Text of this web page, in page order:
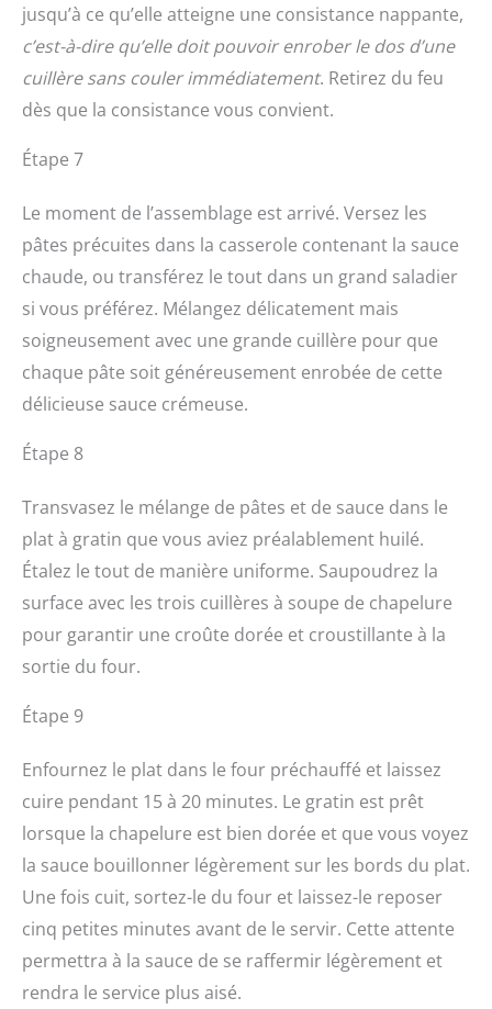
jusqu’à ce qu’elle atteigne une consistance nappante,
c’est-à-dire qu’elle doit pouvoir enrober le dos d’une
cuillère sans couler immédiatement. Retirez du feu
dès que la consistance vous convient.
Étape 7
Le moment de l’assemblage est arrivé. Versez les
pâtes précuites dans la casserole contenant la sauce
chaude, ou transférez le tout dans un grand saladier
si vous préférez. Mélangez délicatement mais
soigneusement avec une grande cuillère pour que
chaque pâte soit généreusement enrobée de cette
délicieuse sauce crémeuse.
Étape 8
Transvasez le mélange de pâtes et de sauce dans le
plat à gratin que vous aviez préalablement huilé.
Étalez le tout de manière uniforme. Saupoudrez la
surface avec les trois cuillères à soupe de chapelure
pour garantir une croûte dorée et croustillante à la
sortie du four.
Étape 9
Enfournez le plat dans le four préchauffé et laissez
cuire pendant 15 à 20 minutes. Le gratin est prêt
lorsque la chapelure est bien dorée et que vous voyez
la sauce bouillonner légèrement sur les bords du plat.
Une fois cuit, sortez-le du four et laissez-le reposer
cinq petites minutes avant de le servir. Cette attente
permettra à la sauce de se raffermir légèrement et
rendra le service plus aisé.